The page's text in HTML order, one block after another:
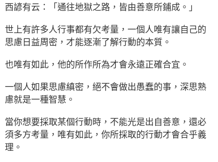
西諺有云：「通往地獄之路，皆由善意所鋪成。」
世上有許多人行事都有欠考量，一個人唯有讓自己的
思慮日益周密，才能逐漸了解行動的本質。
也唯有如此，他的所作所為才會永遠正確合宜。
一個人如果思慮縝密，絕不會做出愚蠢的事，深思熟
慮就是一種智慧。
當你想要採取某個行動時，不能光是出自善意，還必
須多方考量，唯有如此，你所採取的行動才會合乎義
理。